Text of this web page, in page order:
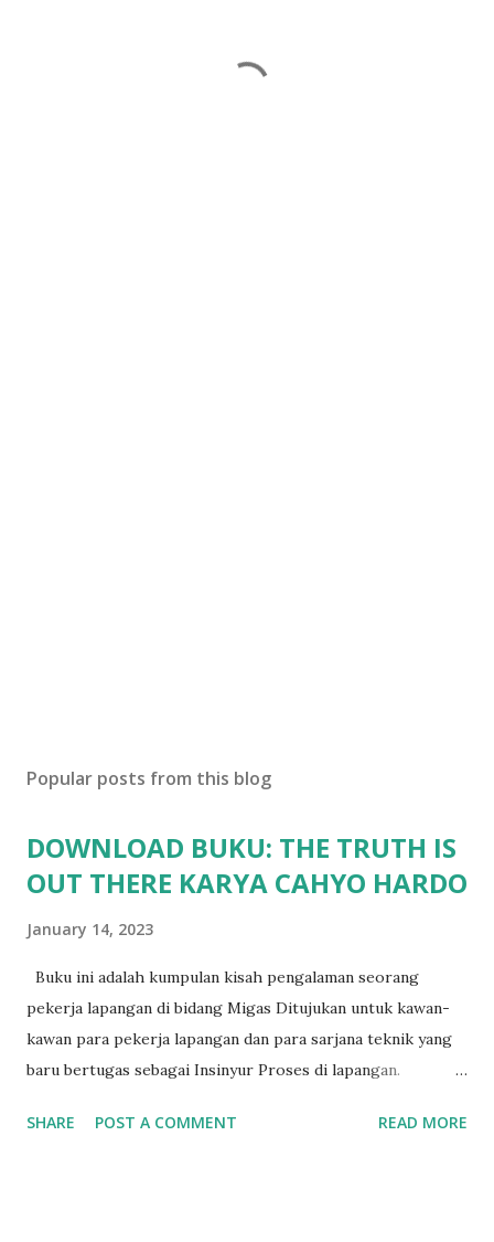
Popular posts from this blog
DOWNLOAD BUKU: THE TRUTH IS
OUT THERE KARYA CAHYO HARDO
January 14, 2023
Buku ini adalah kumpulan kisah pengalaman seorang
pekerja lapangan di bidang Migas Ditujukan untuk kawan-
kawan para pekerja lapangan dan para sarjana teknik yang
baru bertugas sebagai Insinyur Proses di lapangan.
jurusan Teknik Kimia dan langsung berhadapan dengan
SHARE POST A COMMENT READ MORE